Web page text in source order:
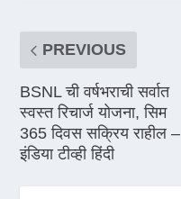
PREVIOUS
BSNL ची वर्षभराची सर्वात
स्वस्त रिचार्ज योजना, सिम
365 दिवस सक्रिय राहील –
इंडिया टीव्ही हिंदी